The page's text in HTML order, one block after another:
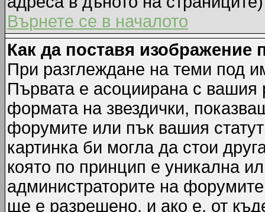
Върнете се в началото
Как да поставя изображение
При разглеждане на теми под
Първата е асоциирана с вашия
формата на звездички,
форумите или пък вашия
картинка би могла да стои
която по принцип е уникална
администраторите на
ще е разрешено, и ако е, от